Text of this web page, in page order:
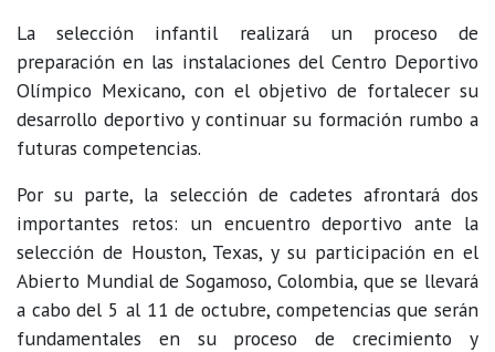
La selección infantil realizará un proceso de
preparación en las instalaciones del Centro Deportivo
Olímpico Mexicano, con el objetivo de fortalecer su
desarrollo deportivo y continuar su formación rumbo a
futuras competencias.
Por su parte, la selección de cadetes afrontará dos
importantes retos: un encuentro deportivo ante la
selección de Houston, Texas, y su participación en el
Abierto Mundial de Sogamoso, Colombia, que se llevará
a cabo del 5 al 11 de octubre, competencias que serán
fundamentales en su proceso de crecimiento y